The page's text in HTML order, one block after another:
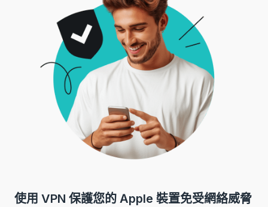
使用 VPN 保護您的 Apple 裝置免受網絡威脅